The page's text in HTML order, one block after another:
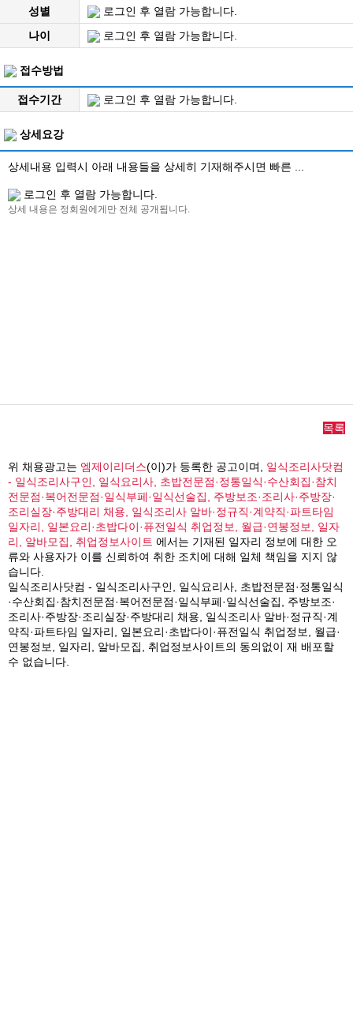
성별
로그인 후 열람 가능합니다.
나이
로그인 후 열람 가능합니다.
접수방법
접수기간 로그인 후 열람 가능합니다.
상세요강
상세내용 입력시 아래 내용들을 상세히 기재해주시면 빠른 ...
로그인 후 열람 가능합니다.
상세 내용은 정회원에게만 전체 공개됩니다.
목록
위 채용광고는 엠제이리더스(이)가 등록한 공고이며, 일식조리사닷컴
- 일식조리사구인, 일식요리사, 초밥전문점·정통일식·수산회집·참치
전문점·복어전문점·일식부페·일식선술집, 주방보조·조리사·주방장·
조리실장·주방대리 채용, 일식조리사 알바·정규직·계약직·파트타임
일자리, 일본요리·초밥다이·퓨전일식 취업정보, 월급·연봉정보, 일자
리, 알바모집, 취업정보사이트 에서는 기재된 일자리 정보에 대한 오
류와 사용자가 이를 신뢰하여 취한 조치에 대해 일체 책임을 지지 않
습니다.
일식조리사닷컴 - 일식조리사구인, 일식요리사, 초밥전문점·정통일식
·수산회집·참치전문점·복어전문점·일식부페·일식선술집, 주방보조·
조리사·주방장·조리실장·주방대리 채용, 일식조리사 알바·정규직·계
약직·파트타임 일자리, 일본요리·초밥다이·퓨전일식 취업정보, 월급·
연봉정보, 일자리, 알바모집, 취업정보사이트의 동의없이 재 배포할
수 없습니다.